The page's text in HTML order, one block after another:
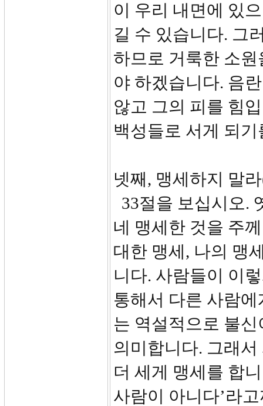
이 우리 내면에 있
길 수 있습니다. 그
하므로 거룩한 소
야 하겠습니다. 음
않고 그의 피를 힘
백성들로 서게 되
넷째, 맹세하지 말
33절을 보십시오.
네 맹세한 것을 주
대한 맹세, 나의 맹
니다. 사람들이 이
통해서 다른 사람
는 역설적으로 불
의미합니다. 그래
더 세게 맹세를 합
사람이 아니다’라